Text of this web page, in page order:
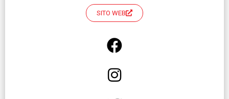
SITO WEB